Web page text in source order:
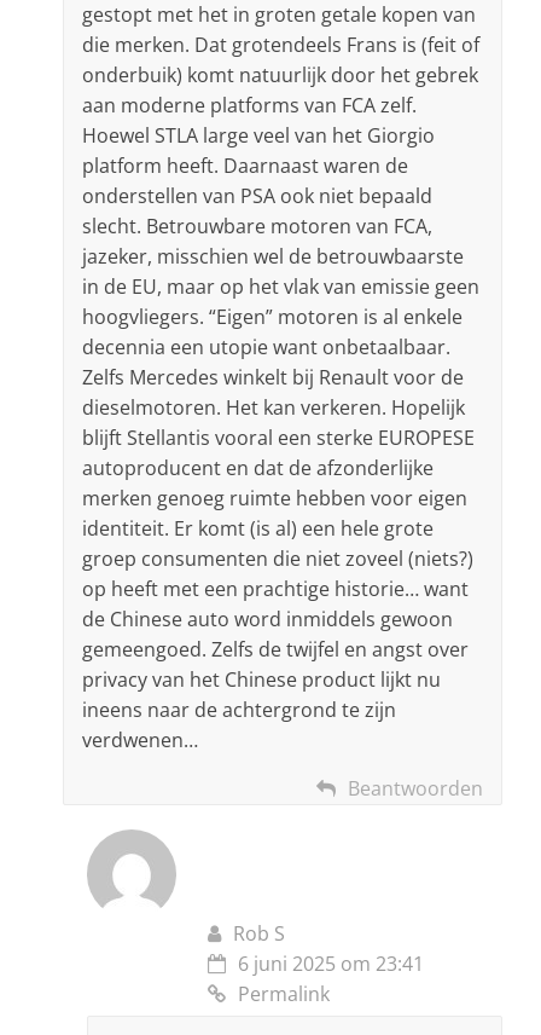
gestopt met het in groten getale kopen van
die merken. Dat grotendeels Frans is (feit of
onderbuik) komt natuurlijk door het gebrek
aan moderne platforms van FCA zelf.
Hoewel STLA large veel van het Giorgio
platform heeft. Daarnaast waren de
onderstellen van PSA ook niet bepaald
slecht. Betrouwbare motoren van FCA,
jazeker, misschien wel de betrouwbaarste
in de EU, maar op het vlak van emissie geen
hoogvliegers. “Eigen” motoren is al enkele
decennia een utopie want onbetaalbaar.
Zelfs Mercedes winkelt bij Renault voor de
dieselmotoren. Het kan verkeren. Hopelijk
blijft Stellantis vooral een sterke EUROPESE
autoproducent en dat de afzonderlijke
merken genoeg ruimte hebben voor eigen
identiteit. Er komt (is al) een hele grote
groep consumenten die niet zoveel (niets?)
op heeft met een prachtige historie… want
de Chinese auto word inmiddels gewoon
gemeengoed. Zelfs de twijfel en angst over
privacy van het Chinese product lijkt nu
ineens naar de achtergrond te zijn
verdwenen…
Beantwoorden
Rob S
6 juni 2025 om 23:41
Permalink